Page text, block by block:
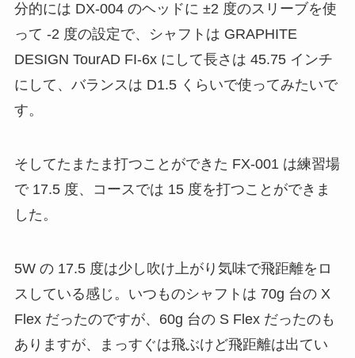
分的には DX-004 のヘッドに ±2 度のスリーブを使
って -2 度の設定で、シャフトは GRAPHITE
DESIGN TourAD FI-6x にして長さは 45.75 インチ
にして、バランスは D1.5 くらいで使ってみたいで
す。
そしてたまたま打つことができた FX-001 は練習場
で 17.5 度、コースでは 15 度を打つことができま
した。
5W の 17.5 度は少し吹け上がり気味で飛距離をロ
スしている感じ。いつものシャフトは 70g 台の X
Flex だったのですが、60g 台の S Flex だったのも
ありますが、まっすぐは飛ぶけど飛距離は出てい